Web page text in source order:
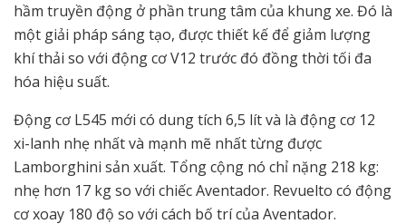
hầm truyền động ở phần trung tâm của khung xe. Đó là
một giải pháp sáng tạo, được thiết kế để giảm lượng
khí thải so với động cơ V12 trước đó đồng thời tối đa
hóa hiệu suất.
Động cơ L545 mới có dung tích 6,5 lít và là động cơ 12
xi-lanh nhẹ nhất và mạnh mẽ nhất từng được
Lamborghini sản xuất. Tổng cộng nó chỉ nặng 218 kg:
nhẹ hơn 17 kg so với chiếc Aventador. Revuelto có động
cơ xoay 180 độ so với cách bố trí của Aventador.